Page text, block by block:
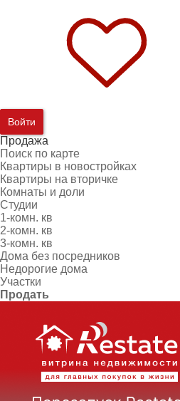
Войти
Продажа
Поиск по карте
Квартиры в новостройках
Квартиры на вторичке
Комнаты и доли
Студии
1-комн. кв
2-комн. кв
3-комн. кв
Дома без посредников
Недорогие дома
Участки
Продать